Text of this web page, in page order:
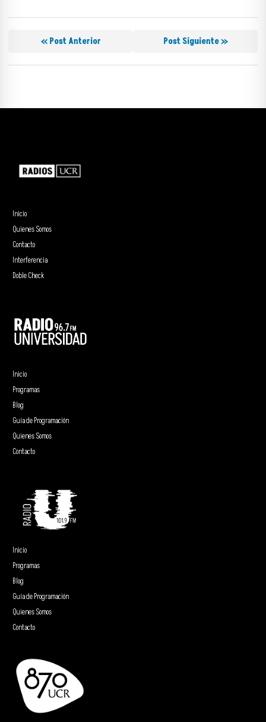
« Post Anterior Post Siguiente »
Inicio
Quienes Somos
Contacto
Interferencia
Doble Check
Inicio
Programas
Blog
Guía de Programación
Quienes Somos
Contacto
Inicio
Programas
Blog
Guía de Programación
Quienes Somos
Contacto